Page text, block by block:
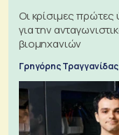
Οι κρίσιμες πρώτες
για την
βιομηχανιών
Γρηγόρης Τραγγανίδας